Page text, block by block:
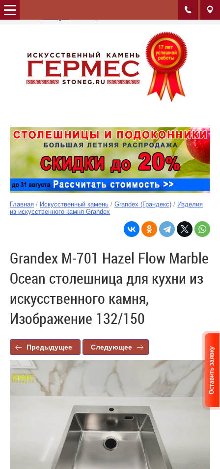
Главная / Искусственный камень / Grandex (Грандекс) / Изделия
из искусственного камня Grandex
Grandex M-701 Hazel Flow Marble
Ocean столешница для кухни из
искусственного камня,
Изображение 132/150
Предыдущее Следующее